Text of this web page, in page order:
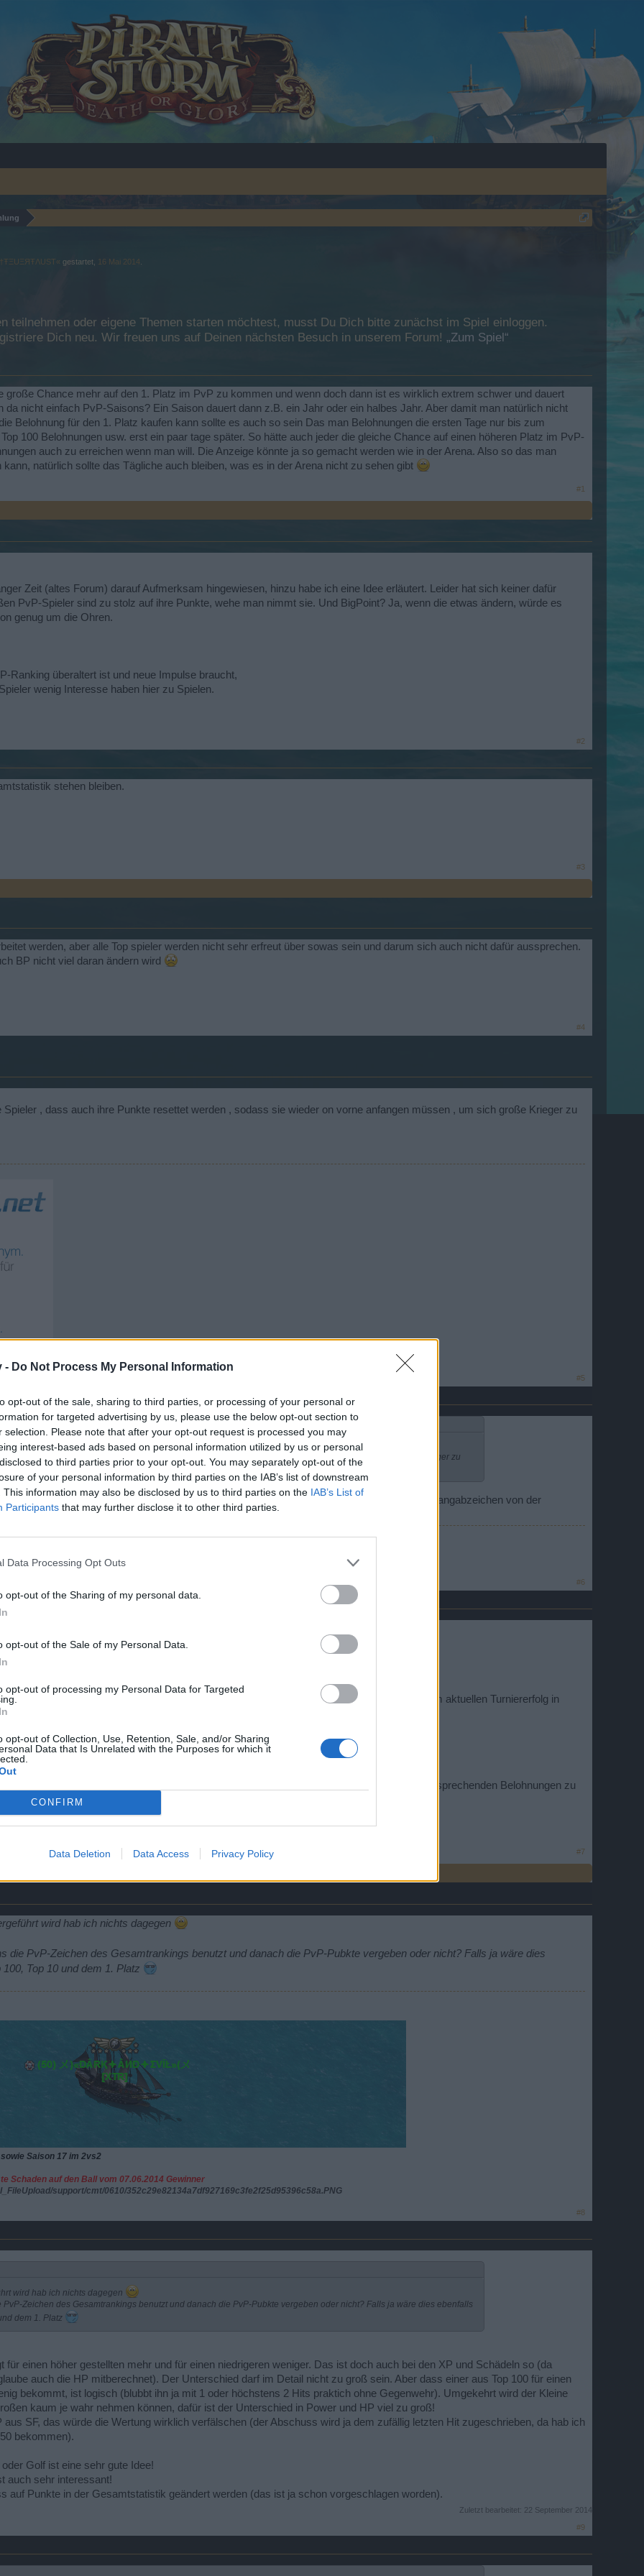
- Do Not Process My Personal Information
opt-out of the sale, sharing to third parties, or processing of your personal or
for targeted advertising by us, please use the below opt-out section to
selection. Please note that after your opt-out request is processed you may
interest-based ads based on personal information utilized by us or personal
to third parties prior to your opt-out. You may separately opt-out of the
of your personal information by third parties on the IAB’s list of downstream
This information may also be disclosed by us to third parties on the IAB’s List of
Participants that may further disclose it to other third parties.
Data Processing Opt Outs
opt-out of the Sharing of my personal data.
opt-out of the Sale of my Personal Data.
opt-out of processing my Personal Data for Targeted
opt-out of Collection, Use, Retention, Sale, and/or Sharing
Data that Is Unrelated with the Purposes for which it
CONFIRM
Data Deletion Data Access Privacy Policy
gestartet, 16 Mai 2014
teilnehmen oder eigene Themen starten möchtest, musst Du Dich bitte zunächst im Spiel einloggen.
Dich neu. Wir freuen uns auf Deinen nächsten Besuch in unserem Forum! „Zum Spiel“
große Chance mehr auf den 1. Platz im PvP zu kommen und wenn doch dann ist es wirklich extrem schwer und dauert
da nicht einfach PvP-Saisons? Ein Saison dauert dann z.B. ein Jahr oder ein halbes Jahr. Aber damit man natürlich nicht
Belohnung für den 1. Platz kaufen kann sollte es auch so sein Das man Belohnungen die ersten Tage nur bis zum
100 Belohnungen usw. erst ein paar tage später. So hätte auch jeder die gleiche Chance auf einen höheren Platz im PvP-
auch zu erreichen wenn man will. Die Anzeige könnte ja so gemacht werden wie in der Arena. Also so das man
natürlich sollte das Tägliche auch bleiben, was es in der Arena nicht zu sehen gibt
#1
Zeit (altes Forum) darauf Aufmerksam hingewiesen, hinzu habe ich eine Idee erläutert. Leider hat sich keiner dafür
PvP-Spieler sind zu stolz auf ihre Punkte, wehe man nimmt sie. Und BigPoint? Ja, wenn die etwas ändern, würde es
genug um die Ohren.
Ranking überaltert ist und neue Impulse braucht,
wenig Interesse haben hier zu Spielen.
#2
stehen bleiben.
#3
werden, aber alle Top spieler werden nicht sehr erfreut über sowas sein und darum sich auch nicht dafür aussprechen.
BP nicht viel daran ändern wird
#4
Spieler , dass auch ihre Punkte resettet werden , sodass sie wieder on vorne anfangen müssen , um sich große Krieger zu
#5
, dass auch ihre Punkte resettet werden , sodass sie wieder on vorne anfangen müssen , um sich große Krieger zu
Die Freischaltung der Gegenstände sollte von der Gesamtpunktezahl sowie die Ränge/Rangabzeichen von der
hätten die "Kleinen" kein Problem und die "Großen" wären, denk ich, zufrieden.
(Feuerfaust)Acealias Multivitaminsaft, Safti
Homepage der SoS :
#6
Gedanken zum PVP System gemacht.
Punkte von einem Tag auf den Anderen verlieren.
im Tennnis.
vergeben.
Turnier gespielt wird, werden die Punkte von der letzten Teilnahme gelöscht und die vom aktuellen Turniererfolg in
jedem Tag kumulativ in der Liste geführt werden.
kein Problem.
bleibt oben; wer nicht, sinkt und andere haben eine Chance aufzusteigen und auch die entsprechenden Belohnungen zu
#7
wird hab ich nichts dagegen
die PvP-Zeichen des Gesamtrankings benutzt und danach die PvP-Pubkte vergeben oder nicht? Falls ja wäre dies
Top 10 und dem 1. Platz
Saison 17 im 2vs2
Schaden auf den Ball vom 07.06.2014 Gewinner
support/cmt/0610/352c29e82134a7df927169c3fe2f25d95396c58a.PNG
#8
wird hab ich nichts dagegen
Zeichen des Gesamtrankings benutzt und danach die PvP-Pubkte vergeben oder nicht? Falls ja wäre dies ebenfalls
dem 1. Platz
für einen höher gestellten mehr und für einen niedrigeren weniger. Das ist doch auch bei den XP und Schädeln so (da
auch die HP mitberechnet). Der Unterschied darf im Detail nicht zu groß sein. Aber dass einer aus Top 100 für einen
bekommt, ist logisch (blubbt ihn ja mit 1 oder höchstens 2 Hits praktich ohne Gegenwehr). Umgekehrt wird der Kleine
kaum je wahr nehmen können, dafür ist der Unterschied in Power und HP viel zu groß!
aus SF, das würde die Wertung wirklich verfälschen (der Abschuss wird ja dem zufällig letzten Hit zugeschrieben, da hab ich
bekommen).
Golf ist eine sehr gute Idee!
auch sehr interessant!
auf Punkte in der Gesamtstatistik geändert werden (das ist ja schon vorgeschlagen worden).
Zuletzt bearbeitet: 22 September 2014
#9